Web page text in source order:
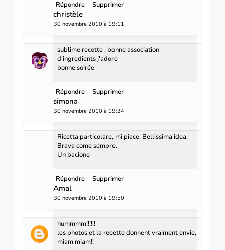
Répondre Supprimer
christèle
30 novembre 2010 à 19:11
sublime recette , bonne association
d'ingredients j'adore
bonne soirée
Répondre Supprimer
simona
30 novembre 2010 à 19:34
Ricetta particolare, mi piace. Bellissima idea.
Brava come sempre.
Un bacione
Répondre Supprimer
Amal
30 novembre 2010 à 19:50
hummmm!!!!!!
les photos et la recette donnent vraiment envie,
miam miam!!